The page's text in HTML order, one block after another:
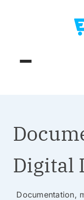
Digital
Documentation,